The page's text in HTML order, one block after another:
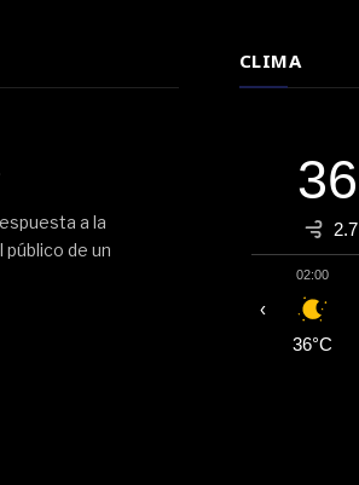
a la
de un
CLIMA
02:00
36°C
‹